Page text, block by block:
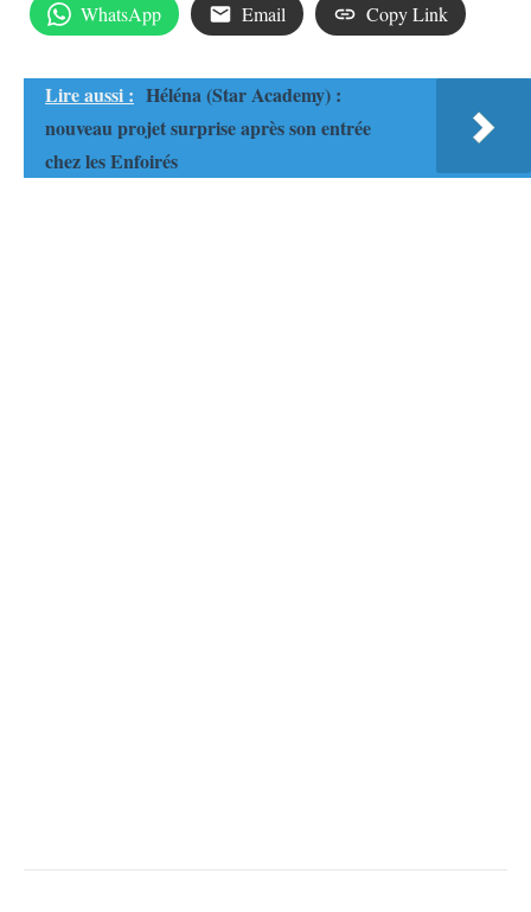
WhatsApp Email Copy Link
Lire aussi : Héléna (Star Academy) :
nouveau projet surprise après son entrée
chez les Enfoirés